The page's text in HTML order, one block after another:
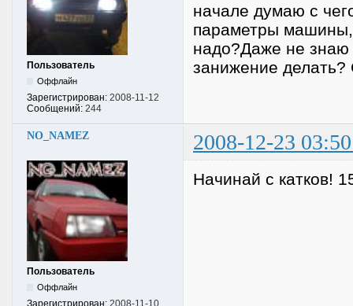
Пользователь
Оффлайн
Зарегистрирован: 2008-11-12
Сообщений: 244
начале думаю с
параметры
надо?Даже не знаю
занижение делать?
NO_NAMEZ 2008-12-23
Пользователь
Оффлайн
Зарегистрирован: 2008-11-10
Начинай с катков!